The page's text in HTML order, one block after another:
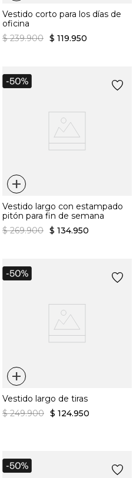
Vestido corto para los días de
oficina
$ 239.900 $ 119.950
+
Vestido largo con estampado
pitón para fin de semana
$ 269.900 $ 134.950
+
Vestido largo de tiras
$ 249.900 $ 124.950